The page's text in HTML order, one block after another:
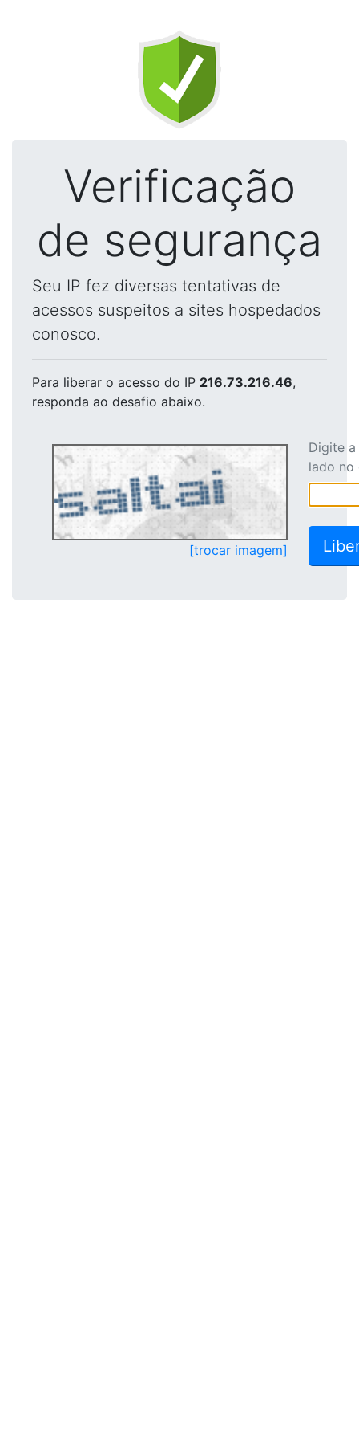
Verificação
de segurança
Seu IP fez diversas tentativas de
acessos suspeitos a sites hospedados
conosco.
Para liberar o acesso do IP 216.73.216.46,
responda ao desafio abaixo.
[trocar imagem]
Digite
lado no